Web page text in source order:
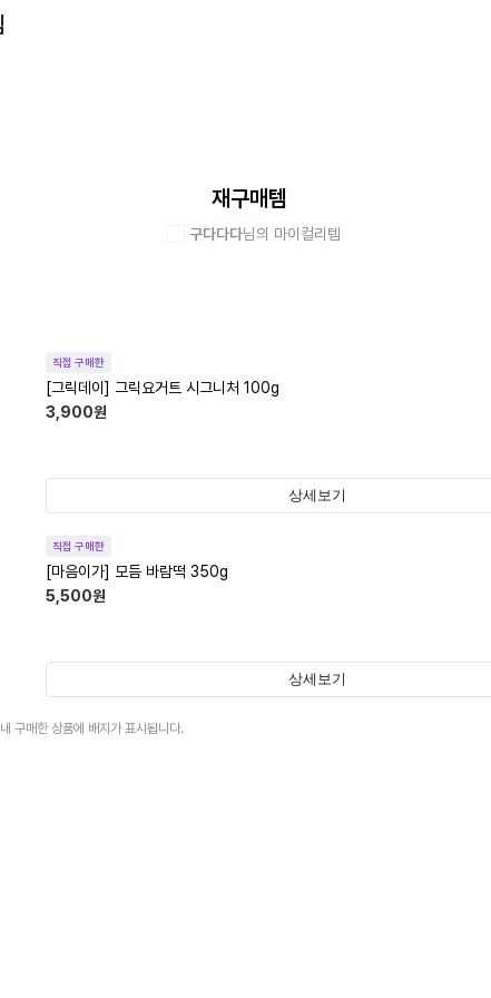
재구매템
구다다다님의 마이컬리템
직접 구매한
[그릭데이] 그릭요거트 시그니처 100g
3,900원
상세보기
직접 구매한
[마음이가] 모듬 바람떡 350g
5,500원
상세보기
구매한 상품에 배지가 표시됩니다.